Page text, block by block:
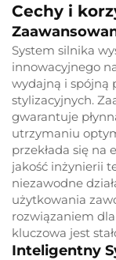
Cechy i
System silnika
innowacyjnego
wydajną i spójną
stylizacyjnych.
gwarantuje
utrzymaniu
przekłada się na
jakość inżynierii
niezawodne
użytkowania
rozwiązaniem
kluczowa jest
Inteligentny